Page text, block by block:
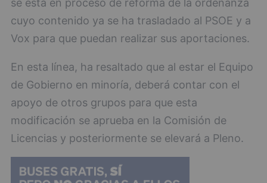
se está en proceso de reforma de la ordenanza
cuyo contenido ya se ha trasladado al PSOE y a
Vox para que puedan realizar sus aportaciones.
En esta línea, ha resaltado que al estar el Equipo
de Gobierno en minoría, deberá contar con el
apoyo de otros grupos para que esta
modificación se aprueba en la Comisión de
Licencias y posteriormente se elevará a Pleno.